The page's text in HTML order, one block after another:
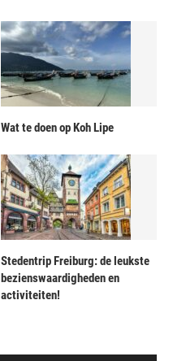
Wat te doen op Koh Lipe
Stedentrip Freiburg: de leukste
bezienswaardigheden en
activiteiten!